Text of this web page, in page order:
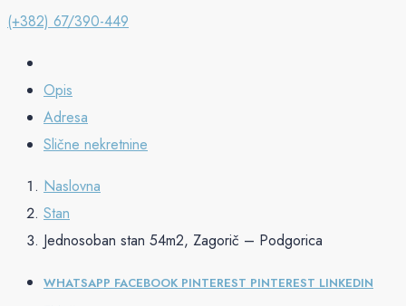
(+382) 67/390-449
Opis
Adresa
Slične nekretnine
Naslovna
Stan
Jednosoban stan 54m2, Zagorič – Podgorica
WHATSAPP FACEBOOK PINTEREST PINTEREST LINKEDIN